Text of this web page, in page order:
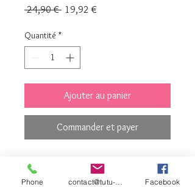
24,90 € Prix
19,92 €
Quantité *
Ajouter au panier
Commander et payer
34X19X24
Phone Facebook